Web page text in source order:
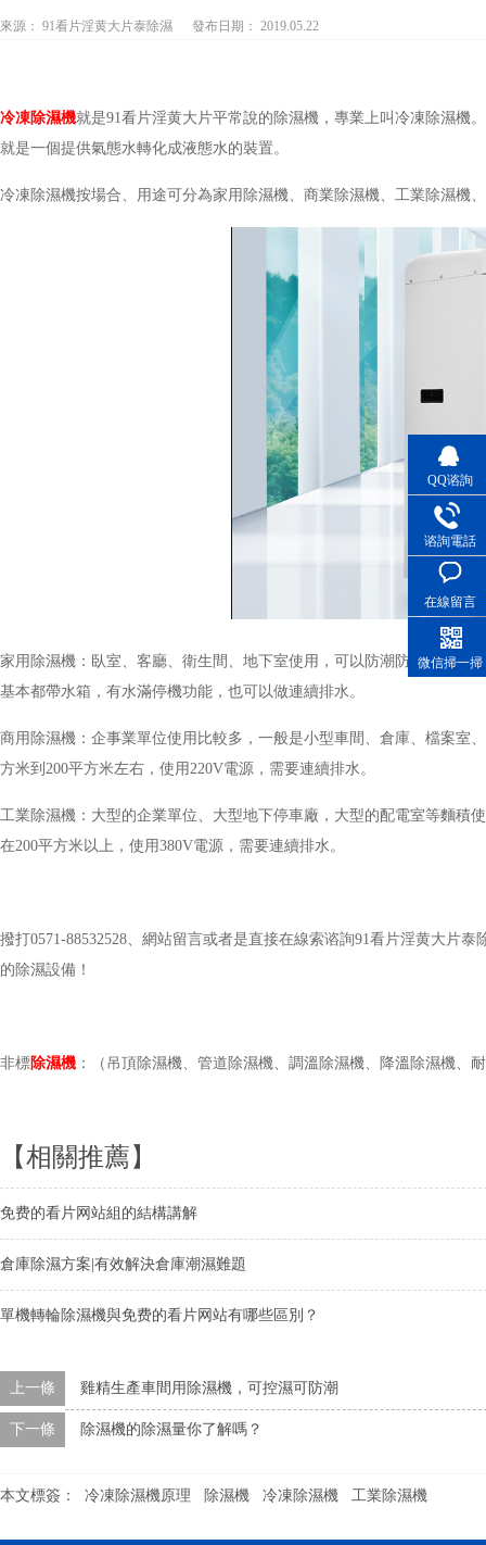
來源： 91看片淫黄大片泰除濕 發布日期： 2019.05.22
冷凍除濕機就是91看片淫黄大片平常說的除濕機，專業上叫冷凍除濕機
就是一個提供氣態水轉化成液態水的裝置。
冷凍除濕機按場合、用途可分為家用除濕機、商業除濕機、工業除濕機
家用除濕機：臥室、客廳、衛生間、地下室使用，可以防潮防黴，還可
基本都帶水箱，有水滿停機功能，也可以做連續排水。
商用除濕機：企事業單位使用比較多，一般是小型車間、倉庫、檔案室
方米到200平方米左右，使用220V電源，需要連續排水。
工業除濕機：大型的企業單位、大型地下停車廠，大型的配電室等麵積
在200平方米以上，使用380V電源，需要連續排水。
撥打0571-88532528、網站留言或者是直接在線索谘詢91看片淫黄大片
的除濕設備！
非標除濕機 ：（吊頂除濕機、管道除濕機、調溫除濕機、降溫除濕機、
【相關推薦】
免费的看片网站組的結構講解
倉庫除濕方案|有效解決倉庫潮濕難題
單機轉輪除濕機與免费的看片网站有哪些區別？
上一條 雞精生產車間用除濕機，可控濕可防潮
下一條 除濕機的除濕量你了解嗎？
本文標簽： 冷凍除濕機原理 除濕機 冷凍除濕機 工業除濕機
QQ谘詢
谘詢電話
在線留言
微信掃一掃